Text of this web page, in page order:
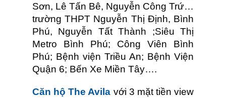
Sơn, Lê Tấn Bê, Nguyễn Công Trứ…
trường THPT Nguyễn Thị Định, Bình
Phú, Nguyễn Tất Thành ;Siêu Thị
Metro Bình Phú; Công Viên Bình
Phú; Bệnh viện Triều An; Bệnh Viện
Quận 6; Bến Xe Miền Tây….
Căn hộ The Avila với 3 mặt tiền view